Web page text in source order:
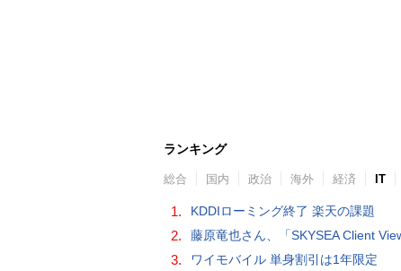
ランキング
総合 国内 政治 海外 経済 IT
1. KDDIローミング終了 楽天の課題
2. 藤原竜也さん、「SKYSEA Client View」新CMで「AI労務改善」をアピール 働き方をAIが分析したら「すぐに休んで」と言
3. ワイモバイル 単身割引は1年限定